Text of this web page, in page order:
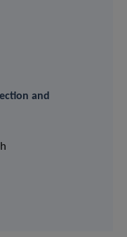
and